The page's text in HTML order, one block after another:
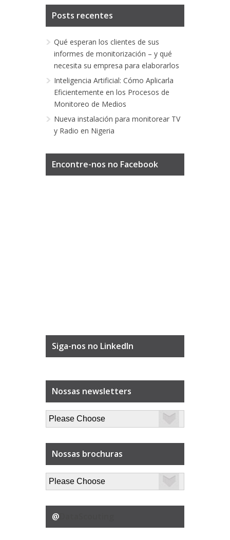
Posts recentes
Qué esperan los clientes de sus
informes de monitorización – y qué
necesita su empresa para elaborarlos
Inteligencia Artificial: Cómo Aplicarla
Eficientemente en los Procesos de
Monitoreo de Medios
Nueva instalación para monitorear TV
y Radio en Nigeria
Encontre-nos no Facebook
Siga-nos no LinkedIn
Nossas newsletters
Nossas brochuras
@